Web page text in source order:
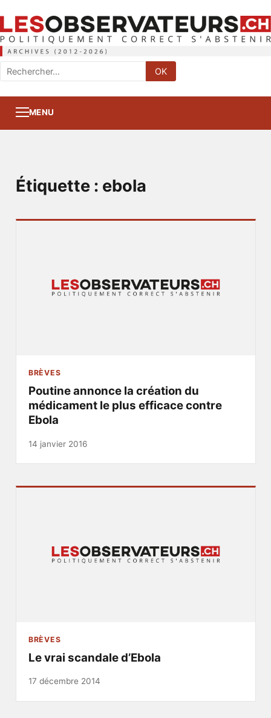
Rechercher
:
OK
MENU
Étiquette : ebola
BRÈVES
Poutine annonce la création du
médicament le plus efficace contre
Ebola
14 janvier 2016
BRÈVES
Le vrai scandale d’Ebola
17 décembre 2014